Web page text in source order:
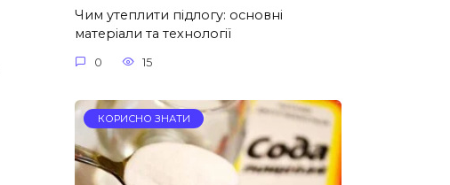
Чим утеплити підлогу: основні
матеріали та технології
0 15
КОРИСНО ЗНАТИ